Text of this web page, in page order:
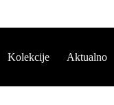
Kolekcije
Aktualno